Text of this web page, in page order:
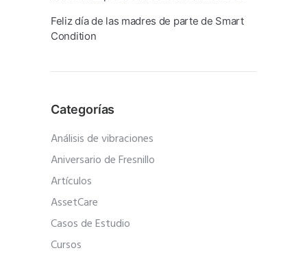
Feliz día de las madres de parte de Smart
Condition
Categorías
Análisis de vibraciones
Aniversario de Fresnillo
Artículos
AssetCare
Casos de Estudio
Cursos